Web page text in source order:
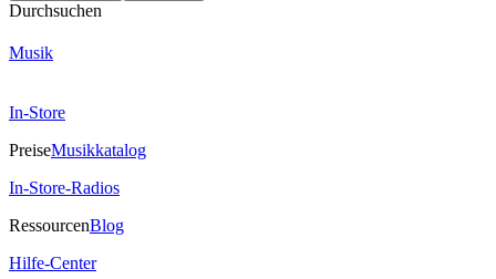
Durchsuchen
Musik
In-Store
PreiseMusikkatalog
In-Store-Radios
RessourcenBlog
Hilfe-Center